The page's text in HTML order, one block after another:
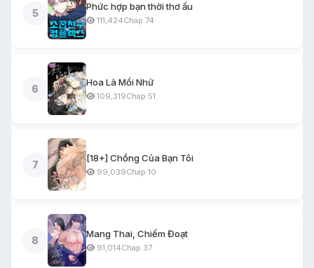
5
Phức hợp bạn thời thơ ấu
111,424Chap 74
6
Hoa Là Mồi Nhử
109,319Chap 51
7
[18+] Chồng Của Bạn Tôi
99,039Chap 10
8
Mang Thai, Chiếm Đoạt
91,014Chap 37